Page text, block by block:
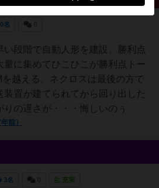
0名
い段階で自動人形を建設。勝利点
量に集めてひこひこが勝利点トー
を越える。ネクロスは最後の方で
装置が建てられてから回り出した
りの遅さが・・・悔しいのぅ
前）
3名 充実